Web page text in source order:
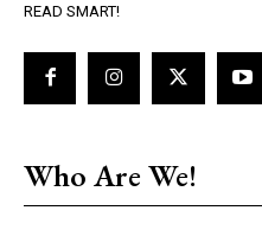
READ SMART!
Who Are We!